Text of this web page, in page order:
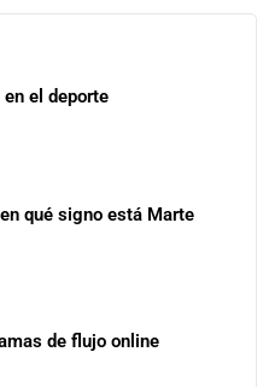
el deporte
qué signo está Marte
de flujo online